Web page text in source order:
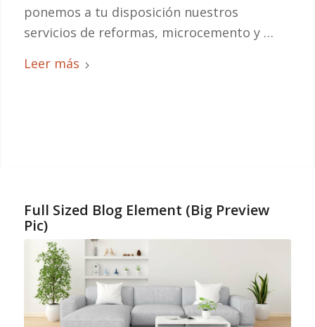
ponemos a tu disposición nuestros
servicios de reformas, microcemento y …
Leer más
Full Sized Blog Element (Big Preview
Pic)